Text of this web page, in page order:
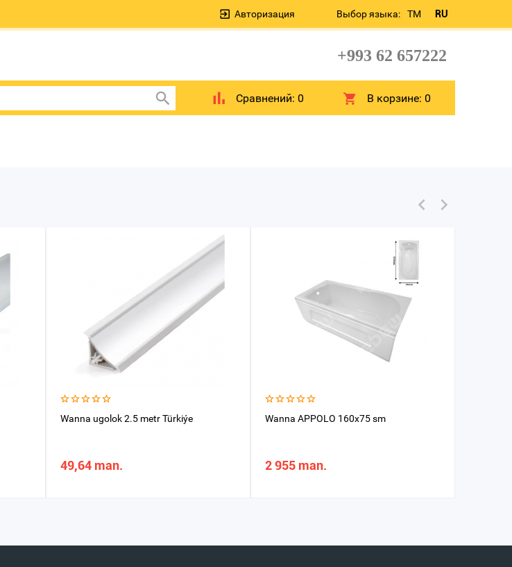
Выбор языка: TM RU
Авторизация
+993 62 657222
Сравнений: 0 В корзине:0
Wanna ugolok 2.5 metr Türkiýe
49,64 man.
Wanna APPOLO 160x75 sm
2 955 man.